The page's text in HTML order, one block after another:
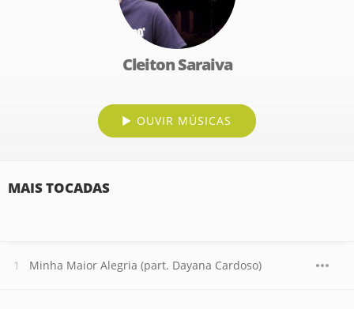
Cleiton Saraiva
OUVIR MÚSICAS
MAIS TOCADAS
Minha Maior Alegria (part. Dayana Cardoso)